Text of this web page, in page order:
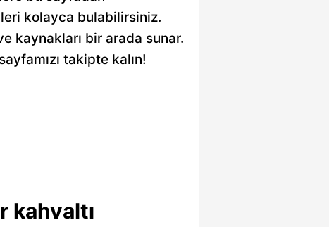
kolayca bulabilirsiniz.
kaynakları bir arada sunar.
takipte kalın!
kahvaltı